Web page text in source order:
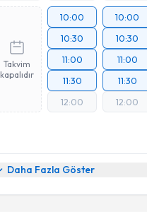
Takvim
kapalıdır
10:00
10:30
11:00
11:30
12:00
10:00
10:30
11:00
11:30
12:00
Daha Fazla Göster